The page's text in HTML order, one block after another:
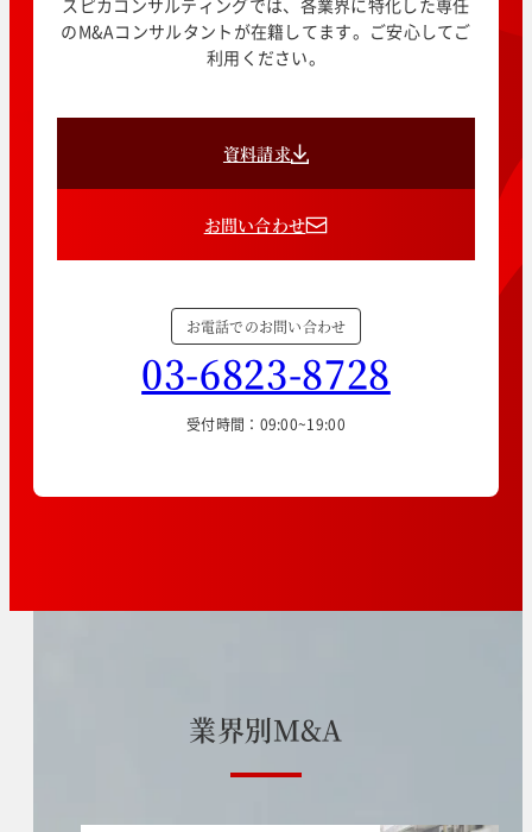
スピカコンサルティングでは、各業界に特化した専任
のM&Aコンサルタントが在籍してます。ご安心してご
利用ください。
資料請求
お問い合わせ
お電話でのお問い合わせ
03-6823-8728
受付時間：09:00~19:00
業界別M&A